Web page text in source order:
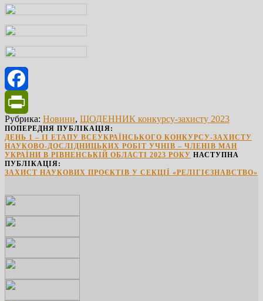
Facebook
PrintFriendly
Рубрика: Новини, ЩОДЕННИК конкурсу-захисту 2023
ПОПЕРЕДНЯ ПУБЛІКАЦІЯ:
ДЕНЬ 1 – ІІ ЕТАПУ ВСЕУКРАЇНСЬКОГО КОНКУРСУ-ЗАХИСТУ
НАУКОВО-ДОСЛІДНИЦЬКИХ РОБІТ УЧНІВ – ЧЛЕНІВ МАН
УКРАЇНИ В РІВНЕНСЬКІЙ ОБЛАСТІ 2023 РОКУ НАСТУПНА
ПУБЛІКАЦІЯ:
ЗАХИСТ НАУКОВИХ ПРОЄКТІВ У СЕКЦІЇ «РЕЛІГІЄЗНАВСТВО»